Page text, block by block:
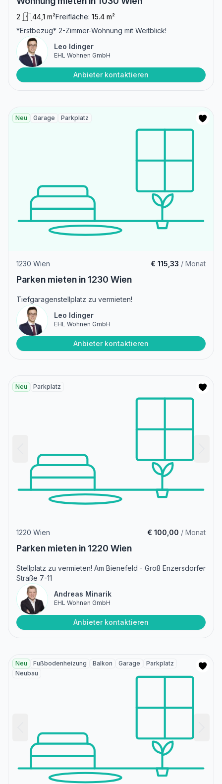
2 44,1 m²Freifläche: 15.4 m²
*Erstbezug* 2-Zimmer-Wohnung mit Weitblick!
Leo Idinger
EHL Wohnen GmbH
Anbieter kontaktieren
Neu Garage Parkplatz
1230 Wien € 115,33 / Monat
Parken mieten in 1230 Wien
Tiefgaragenstellplatz zu vermieten!
Leo Idinger
EHL Wohnen GmbH
Anbieter kontaktieren
Neu Parkplatz
1220 Wien € 100,00 / Monat
Parken mieten in 1220 Wien
Stellplatz zu vermieten! Am Bienefeld - Groß Enzersdorfer
Straße 7-11
Andreas Minarik
EHL Wohnen GmbH
Anbieter kontaktieren
Neu Fußbodenheizung Balkon Garage
Parkplatz
Neubau